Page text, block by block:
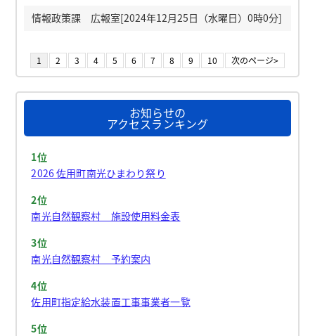
情報政策課 広報室[2024年12月25日（水曜日）0時0分]
1 2 3 4 5 6 7 8 9 10 次のページ>
お知らせの
アクセスランキング
1位
2026 佐用町南光ひまわり祭り
2位
南光自然観察村 施設使用料金表
3位
南光自然観察村 予約案内
4位
佐用町指定給水装置工事事業者一覧
5位